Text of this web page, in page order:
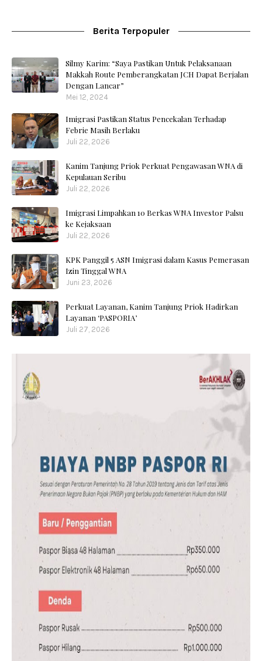
Berita Terpopuler
Silmy Karim: “Saya Pastikan Untuk Pelaksanaan
Makkah Route Pemberangkatan JCH Dapat Berjalan
Dengan Lancar”
Mei 12, 2024
Imigrasi Pastikan Status Pencekalan Terhadap
Febrie Masih Berlaku
Juli 22, 2026
Kanim Tanjung Priok Perkuat Pengawasan WNA di
Kepulauan Seribu
Juli 22, 2026
Imigrasi Limpahkan 10 Berkas WNA Investor Palsu
ke Kejaksaan
Juli 22, 2026
KPK Panggil 5 ASN Imigrasi dalam Kasus Pemerasan
Izin Tinggal WNA
Juni 23, 2026
Perkuat Layanan, Kanim Tanjung Priok Hadirkan
Layanan ‘PASPORIA’
Juli 27, 2026